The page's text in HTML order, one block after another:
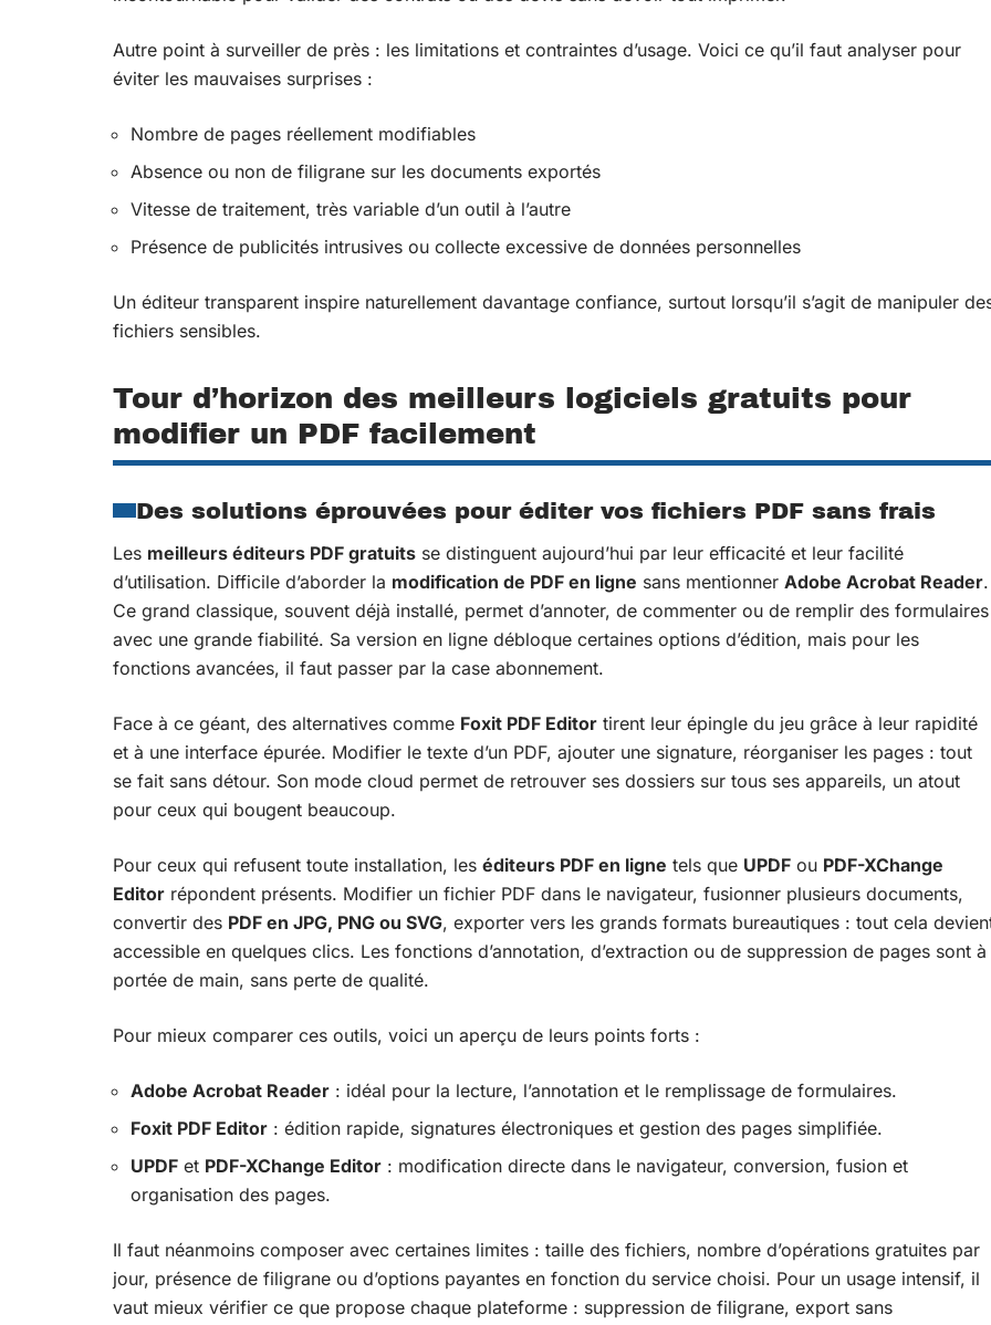
Autre point à surveiller de près : les limitations et contraintes d’usage. Voici ce qu’il faut analyser pour
éviter les mauvaises surprises :
Nombre de pages réellement modifiables
Absence ou non de filigrane sur les documents exportés
Vitesse de traitement, très variable d’un outil à l’autre
Présence de publicités intrusives ou collecte excessive de données personnelles
Un éditeur transparent inspire naturellement davantage confiance, surtout lorsqu’il s’agit de manipuler
fichiers sensibles.
Tour d’horizon des meilleurs logiciels gratuits pour
modifier un PDF facilement
Des solutions éprouvées pour éditer vos fichiers PDF sans frais
Les meilleurs éditeurs PDF gratuits se distinguent aujourd’hui par leur efficacité et leur facilité
d’utilisation. Difficile d’aborder la modification de PDF en ligne sans mentionner Adobe Acrobat Reader.
Ce grand classique, souvent déjà installé, permet d’annoter, de commenter ou de remplir des formulaires
avec une grande fiabilité. Sa version en ligne débloque certaines options d’édition, mais pour les
fonctions avancées, il faut passer par la case abonnement.
Face à ce géant, des alternatives comme Foxit PDF Editor tirent leur épingle du jeu grâce à leur rapidité
et à une interface épurée. Modifier le texte d’un PDF, ajouter une signature, réorganiser les pages : tout
se fait sans détour. Son mode cloud permet de retrouver ses dossiers sur tous ses appareils, un atout
pour ceux qui bougent beaucoup.
Pour ceux qui refusent toute installation, les éditeurs PDF en ligne tels que UPDF ou PDF-XChange
Editor répondent présents. Modifier un fichier PDF dans le navigateur, fusionner plusieurs documents,
convertir des PDF en JPG, PNG ou SVG, exporter vers les grands formats bureautiques : tout cela
accessible en quelques clics. Les fonctions d’annotation, d’extraction ou de suppression de pages sont à
portée de main, sans perte de qualité.
Pour mieux comparer ces outils, voici un aperçu de leurs points forts :
Adobe Acrobat Reader : idéal pour la lecture, l’annotation et le remplissage de formulaires.
Foxit PDF Editor : édition rapide, signatures électroniques et gestion des pages simplifiée.
UPDF et PDF-XChange Editor : modification directe dans le navigateur, conversion, fusion et
organisation des pages.
Il faut néanmoins composer avec certaines limites : taille des fichiers, nombre d’opérations gratuites par
jour, présence de filigrane ou d’options payantes en fonction du service choisi. Pour un usage intensif, il
vaut mieux vérifier ce que propose chaque plateforme : suppression de filigrane, export sans